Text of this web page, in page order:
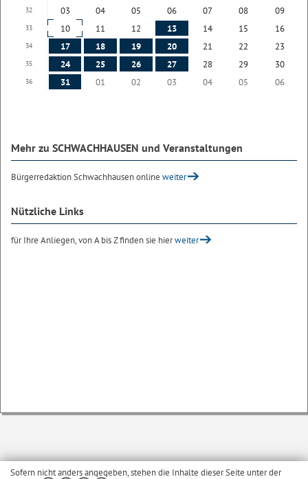
32 03 04 05 06 07 08 09
33 10 11 12 13 14 15 16
34 17 18 19 20 21 22 23
35 24 25 26 27 28 29 30
36 31 01 02 03 04 05 06
Mehr zu SCHWACHHAUSEN und Veranstaltungen
Bürgerredaktion Schwachhausen online weiter
Nützliche Links
für Ihre Anliegen, von A bis Z finden sie hierweiter
Sofern nicht anders angegeben, stehen die Inhalte dieser Seite unter der